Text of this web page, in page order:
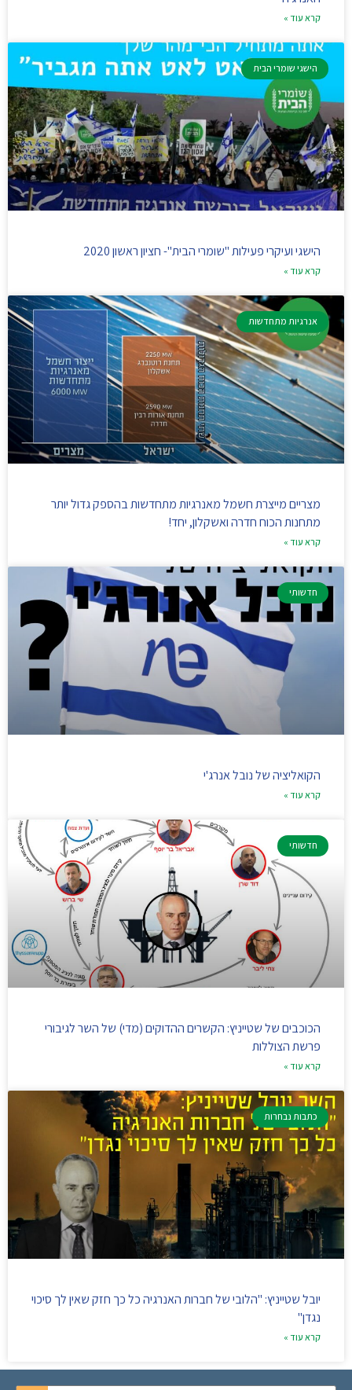
קרא עוד »
הישגי שומרי הבית
הישגי ועיקרי פעילות "שומרי הבית"- חציון ראשון 2020
קרא עוד »
אנרגיות מתחדשות
מצריים מייצרת חשמל מאנרגיות מתחדשות בהספק גדול יותר
מתחנות הכוח חדרה ואשקלון, יחד!
קרא עוד »
חדשותי
הקואליציה של נובל אנרג'י
קרא עוד »
חדשותי
הכוכבים של שטייניץ: הקשרים ההדוקים (מדי) של השר לגיבורי
פרשת הצוללות
קרא עוד »
כתבות נבחרות
יובל שטייניץ: "הלובי של חברות האנרגיה כל כך חזק שאין לך סיכוי
נגדן"
קרא עוד »